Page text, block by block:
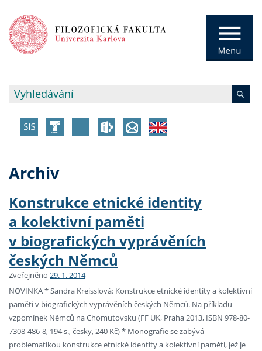
Archiv
Konstrukce etnické identity
a kolektivní paměti
v biografických vyprávěních
českých Němců
Zveřejněno 29. 1. 2014
NOVINKA * Sandra Kreisslová: Konstrukce etnické identity a kolektivní
paměti v biografických vyprávěních českých Němců. Na příkladu
vzpomínek Němců na Chomutovsku (FF UK, Praha 2013, ISBN 978-80-
7308-486-8, 194 s., česky, 240 Kč) * Monografie se zabývá
problematikou konstrukce etnické identity a kolektivní paměti, jež je